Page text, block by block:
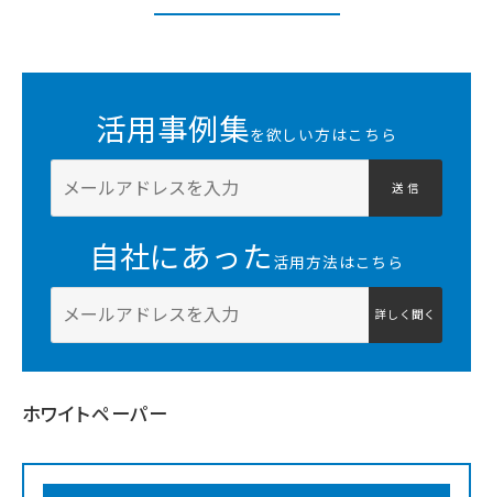
活用事例集を欲しい方はこちら
送 信
自社にあった 活用方法はこちら
詳しく聞く
ホワイトペーパー